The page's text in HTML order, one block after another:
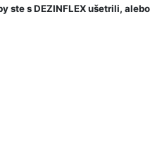
ste s DEZINFLEX ušetrili,